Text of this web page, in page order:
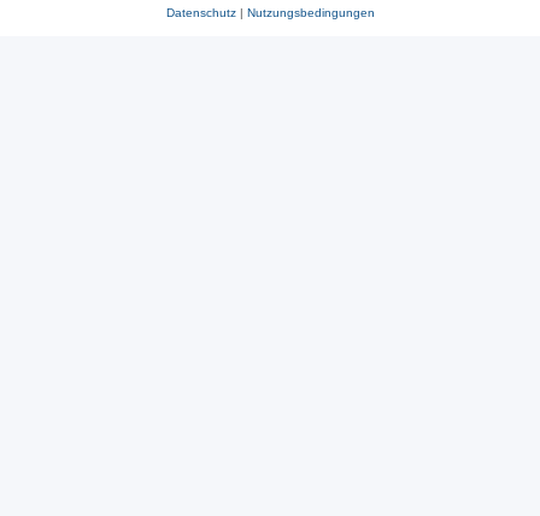
Datenschutz| Nutzungsbedingungen